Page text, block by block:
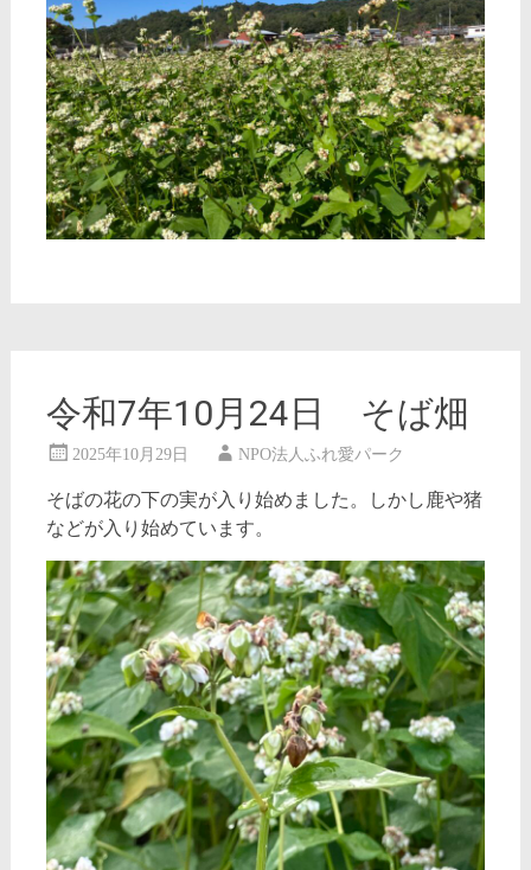
令和7年10月24日 そば畑
2025年10月29日 NPO法人ふれ愛パーク
そばの花の下の実が入り始めました。しかし鹿や猪
などが入り始めています。